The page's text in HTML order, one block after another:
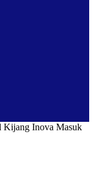
Inova Masuk